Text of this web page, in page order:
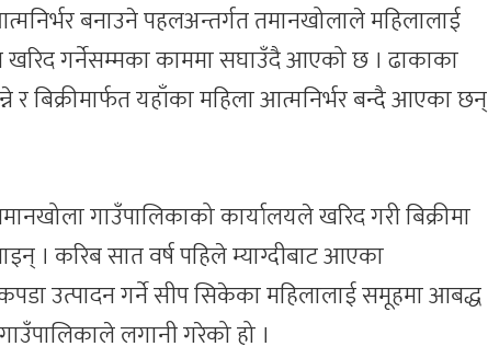
बनाउने पहलअन्तर्गत तमानखोलाले महिलालाई
खरिद गर्नेसम्मका काममा सघाउँदै आएको छ । ढाकाका
र बिक्रीमार्फत यहाँका महिला आत्मनिर्भर बन्दै आएका छन्
गाउँपालिकाको कार्यालयले खरिद गरी बिक्रीमा
। करिब सात वर्ष पहिले म्याग्दीबाट आएका
उत्पादन गर्ने सीप सिकेका महिलालाई समूहमा आबद्ध
लगानी गरेको हो ।